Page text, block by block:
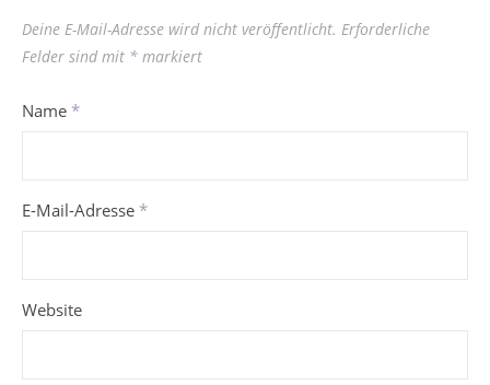
Deine E-Mail-Adresse wird nicht veröffentlicht. Erforderliche
Felder sind mit * markiert
Name *
E-Mail-Adresse *
Website